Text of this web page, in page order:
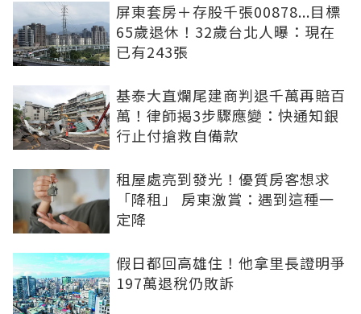
屏東套房＋存股千張00878...目標
65歲退休！32歲台北人曝：現在
已有243張
基泰大直爛尾建商判退千萬再賠百
萬！律師揭3步驟應變：快通知銀
行止付搶救自備款
租屋處亮到發光！優質房客想求
「降租」 房東激賞：遇到這種一
定降
假日都回高雄住！他拿里長證明爭
197萬退稅仍敗訴